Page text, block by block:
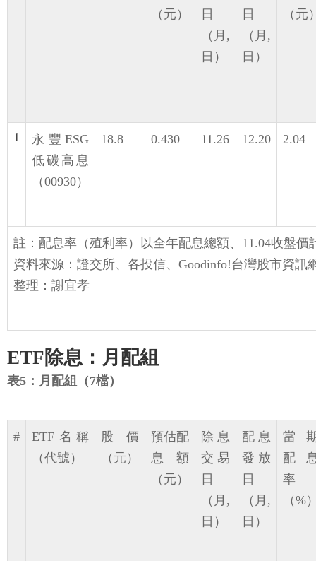
（元）
日
（月,
日）
日
（月,
日）
（元
1
永豐ESG
低碳高息
（00930）
18.8 0.430 11.26 12.20 2.04
註：配息率（殖利率）以全年配息總額、11.04收盤價
資料來源：證交所、各投信、Goodinfo!台灣股市資訊
整理：謝宜孝
ETF除息：月配組
表5：月配組（7檔）
#
ETF名稱
（代號）
股價
（元）
預估配
息額
（元）
除息
交易
日
（月,
日）
配息
發放
日
（月,
日）
當
配
率
（%